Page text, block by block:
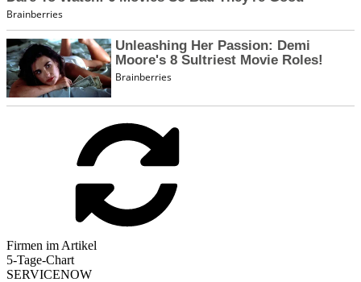
Firmen im Artikel
5-Tage-Chart
SERVICENOW